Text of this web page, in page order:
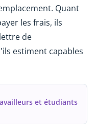
Quant
les frais, ils
de
estiment capables
et étudiants